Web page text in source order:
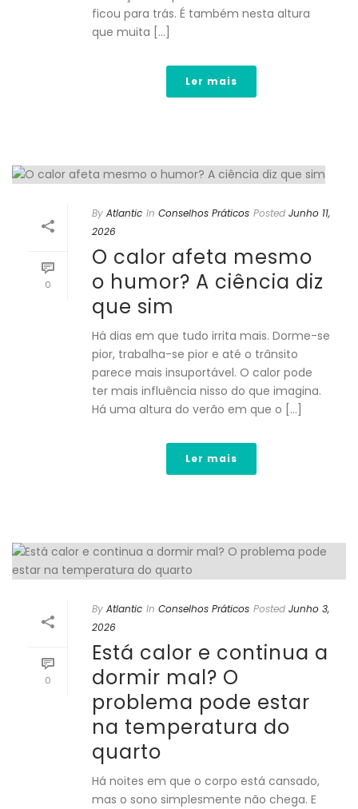
ficou para trás. É também nesta altura
que muita [...]
Ler mais
0
By Atlantic In Conselhos Práticos Posted Junho 11,
2026
O calor afeta mesmo
o humor? A ciência diz
que sim
Há dias em que tudo irrita mais. Dorme-se
pior, trabalha-se pior e até o trânsito
parece mais insuportável. O calor pode
ter mais influência nisso do que imagina.
Há uma altura do verão em que o [...]
Ler mais
0
By Atlantic In Conselhos Práticos Posted Junho 3,
2026
Está calor e continua a
dormir mal? O
problema pode estar
na temperatura do
quarto
Há noites em que o corpo está cansado,
mas o sono simplesmente não chega. E